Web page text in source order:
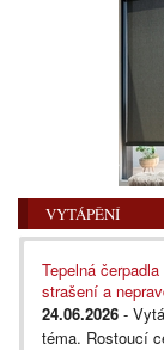
VYTÁPĚNÍ
Tepelná
strašení a
24.06.2026 -
téma. Rostoucí